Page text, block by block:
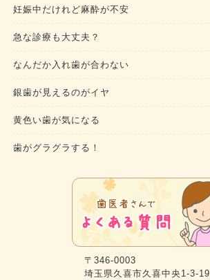
妊娠中だけれど麻酔が不安
急な診療も大丈夫？
なんだか入れ歯が合わない
銀歯が見えるのがイヤ
黄色い歯が気になる
歯がグラグラする！
〒346-0003
埼玉県久喜市久喜中央1-3-19